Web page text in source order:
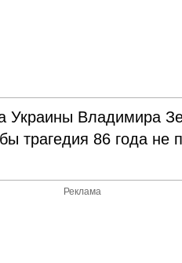
Украины Владимира
трагедия 86 года не
Реклама